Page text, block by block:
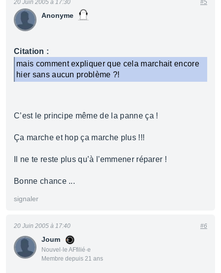
Anonyme
20 Juin 2005 à 17:30 #5
Citation :
mais comment expliquer que cela marchait encore
hier sans aucun problème ?!
C’est le principe même de la panne ça !
Ça marche et hop ça marche plus !!!
Il ne te reste plus qu’à l'emmener réparer !
Bonne chance ...
signaler
Joum
Nouvel·le AFfilié·e
Membre depuis 21 ans
20 Juin 2005 à 17:40 #6